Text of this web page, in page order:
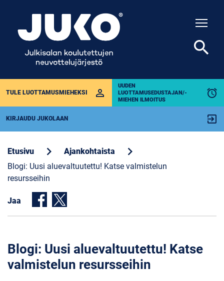
TULE LUOTTAMUSMIEHEKSI perm_identity
UUDEN
LUOTTAMUSEDUSTAJAN/-
MIEHEN ILMOITUS
alarm
KIRJAUDU JUKOLAAN exit_to_app
search
Etusivu chevron_right Ajankohtaista chevron_right
Blogi: Uusi aluevaltuutettu! Katse valmistelun
resursseihin
Jaa
Blogi: Uusi aluevaltuutettu! Katse
valmistelun resursseihin